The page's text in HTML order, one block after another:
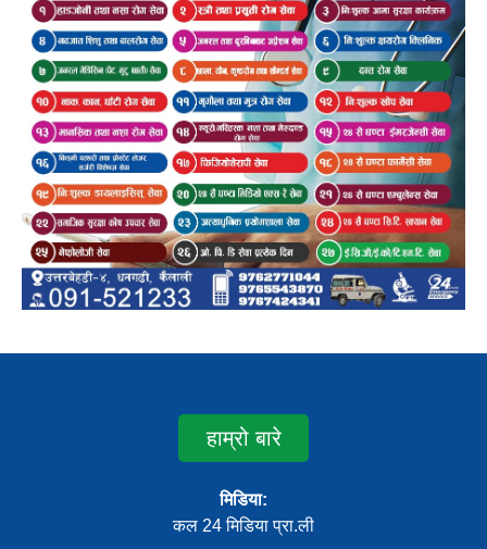
हाम्रो बारे
मिडिया:
कल 24 मिडिया प्रा.ली